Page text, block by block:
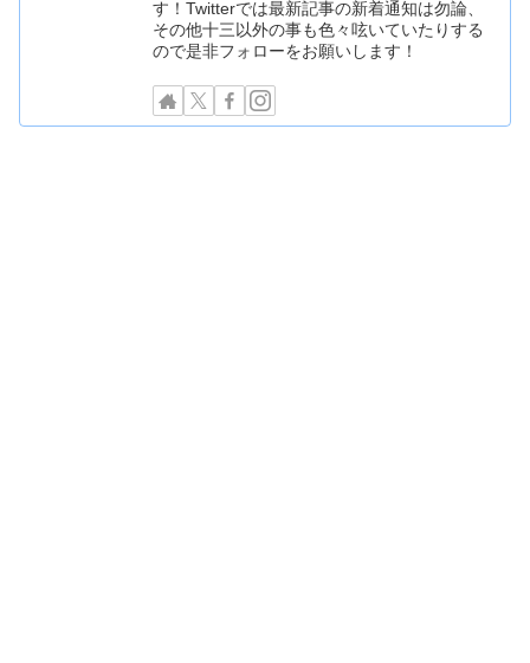
す！Twitterでは最新記事の新着通知は勿論、
その他十三以外の事も色々呟いていたりする
ので是非フォローをお願いします！